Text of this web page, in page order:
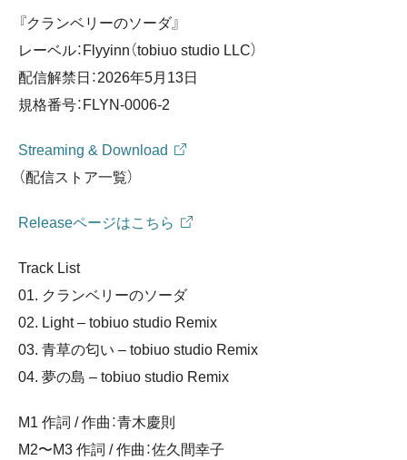
『クランベリーのソーダ』
レーベル：Flyyinn（tobiuo studio LLC）
配信解禁日：2026年5月13日
規格番号：FLYN-0006-2
Streaming & Download
（配信ストア一覧）
Releaseページはこちら
Track List
01. クランベリーのソーダ
02. Light – tobiuo studio Remix
03. 青草の匂い – tobiuo studio Remix
04. 夢の島 – tobiuo studio Remix
M1 作詞 / 作曲：青木慶則
M2〜M3 作詞 / 作曲：佐久間幸子